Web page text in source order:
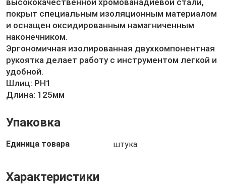
высококачественной хромованадиевой стали,
покрыт специальным изоляционным материалом
и оснащен оксидированным намагниченным
наконечником.
Эргономичная изолированная двухкомпонентная
рукоятка делает работу с инструментом легкой и
удобной.
Шлиц: PH1
Длина: 125мм
Упаковка
Единица товара штука
Характеристики